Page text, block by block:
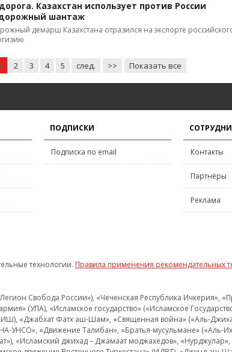
Казахстан использует против России
шантаж
демарш Казахстана отразился на экспорте
2 3 4 5 след. >> Показать все
ПОДПИСКИ
Подписка по email Контакты
Партнёры
Реклама
технологии. Правила применения рекомендательных
Свобода России»), «Чеченская Республика Ичкерия»,
(УПА), «Исламское государство» («Исламское
«Джабхат Фатх аш-Шам», «Священная война» («Аль-
«Движение Талибан», «Братья-мусульмане» («Аль-
«Исламский джихад – Джамаат моджахедов»,